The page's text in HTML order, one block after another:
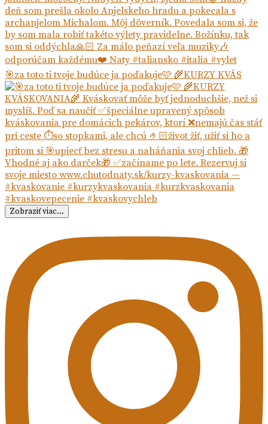
🎯za toto ti tvoje budúce ja poďakuje🩷 🌾KURZY KVÁS
Zobraziť viac...